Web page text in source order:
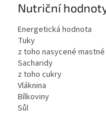
Nutriční
Energetická hodnota
Tuky
z toho nasycené
Sacharidy
z toho cukry
Vláknina
Bílkoviny
Sůl